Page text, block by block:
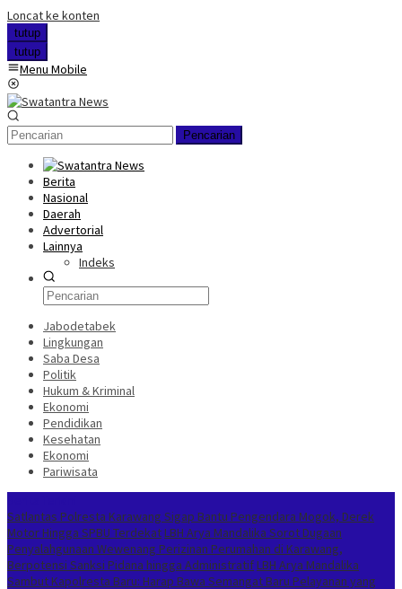
Loncat ke konten
tutup
tutup
Menu Mobile
Pencarian
Berita
Nasional
Daerah
Advertorial
Lainnya
Indeks
Jabodetabek
Lingkungan
Saba Desa
Politik
Hukum & Kriminal
Ekonomi
Pendidikan
Kesehatan
Ekonomi
Pariwisata
Satlantas Polresta Karawang Sigap Bantu Pengendara Mogok, Derek
Motor Hingga SPBU Terdekat LBH Arya Mandalika Sorot Dugaan
Penyalahgunaan Wewenang Perizinan Perumahan di Karawang,
Berpotensi Sanksi Pidana hingga Administratif LBH Arya Mandalika
Sambut Kapolresta Baru: Harap Bawa Semangat Baru Pelayanan yang